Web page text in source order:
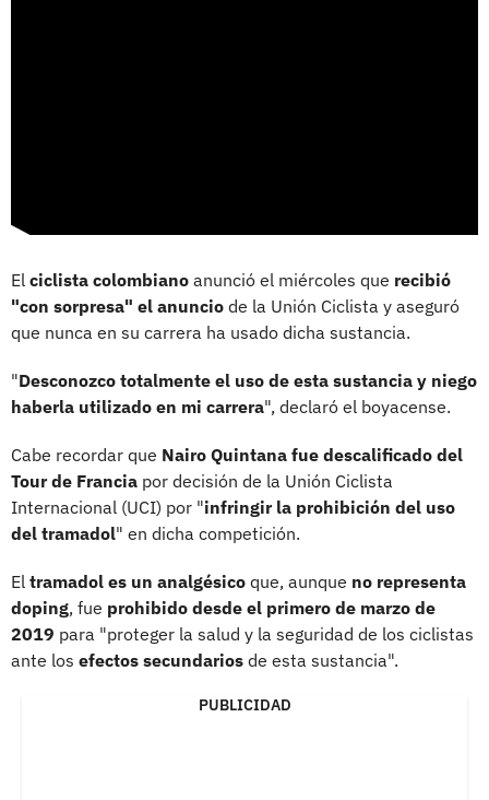
El ciclista colombiano anunció el miércoles que recibió
"con sorpresa" el anuncio de la Unión Ciclista y aseguró
que nunca en su carrera ha usado dicha sustancia.
"Desconozco totalmente el uso de esta sustancia y niego
haberla utilizado en mi carrera", declaró el boyacense.
Cabe recordar que Nairo Quintana fue descalificado del
Tour de Francia por decisión de la Unión Ciclista
Internacional (UCI) por "infringir la prohibición del uso
del tramadol" en dicha competición.
El tramadol es un analgésico que, aunque no representa
doping, fue prohibido desde el primero de marzo de
2019 para "proteger la salud y la seguridad de los ciclistas
ante los efectos secundarios de esta sustancia".
PUBLICIDAD